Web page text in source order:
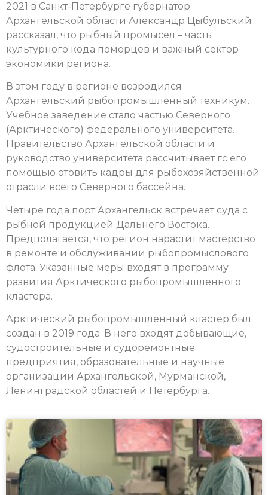
2021 в Санкт-Петербурге губернатор
Архангельской области Александр Цыбульский
рассказал, что рыбный промысел – часть
культурного кода поморцев и важный сектор
экономики региона.
В этом году в регионе возродился
Архангельский рыбопромышленный техникум.
Учебное заведение стало частью Северного
(Арктического) федерального университета.
Правительство Архангельской области и
руководство университета рассчитывает гс его
помощью отовить кадры для рыбохозяйственной
отрасли всего Северного бассейна.
Четыре года порт Архангельск встречает суда с
рыбной продукцией Дальнего Востока.
Предполагается, что регион нарастит мастерство
в ремонте и обслуживании рыбопромыслового
флота. Указанные меры входят в программу
развития Арктического рыбопромышленного
кластера.
Арктический рыбопромышленный кластер был
создан в 2019 года. В него входят добывающие,
судостроительные и судоремонтные
предприятия, образовательные и научные
организации Архангельской, Мурманской,
Ленинградской областей и Петербурга.